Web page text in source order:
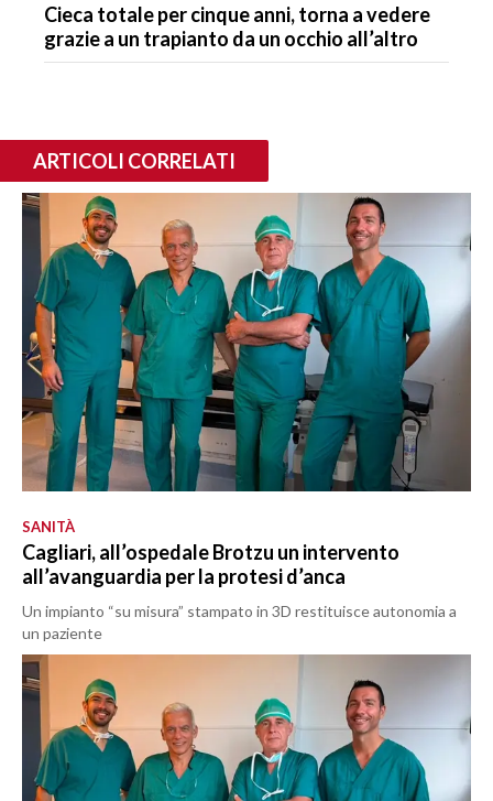
Cieca totale per cinque anni, torna a vedere
grazie a un trapianto da un occhio all’altro
ARTICOLI CORRELATI
SANITÀ
Cagliari, all’ospedale Brotzu un intervento
all’avanguardia per la protesi d’anca
Un impianto “su misura” stampato in 3D restituisce autonomia a
un paziente